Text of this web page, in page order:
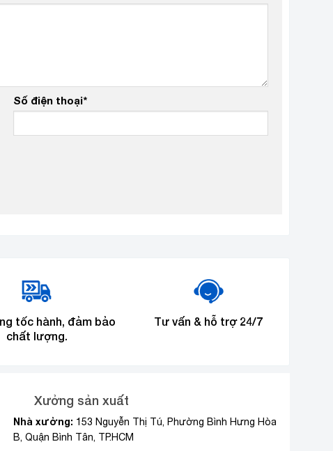
Số điện thoại*
tốc hành, đảm bảo
chất lượng.
Tư vấn & hỗ trợ 24/7
Xưởng sản xuất
Nhà xưởng: 153 Nguyễn Thị Tú, Phường Bình Hưng Hòa
B, Quận Bình Tân, TP.HCM